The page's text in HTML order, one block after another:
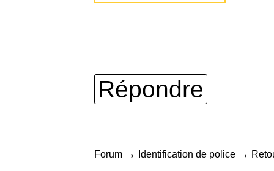
Répondre
Forum → Identification de police →